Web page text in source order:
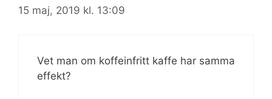
15 maj, 2019 kl. 13:09
Vet man om koffeinfritt kaffe har samma
effekt?